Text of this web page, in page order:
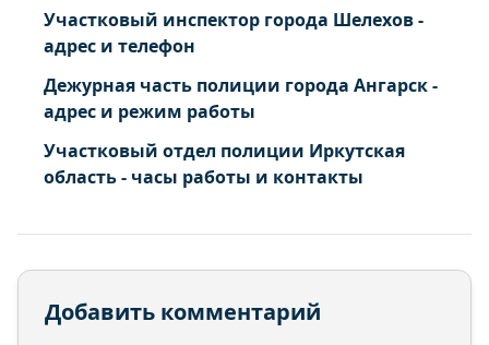
Участковый инспектор города Шелехов -
адрес и телефон
Дежурная часть полиции города Ангарск -
адрес и режим работы
Участковый отдел полиции Иркутская
область - часы работы и контакты
Добавить комментарий